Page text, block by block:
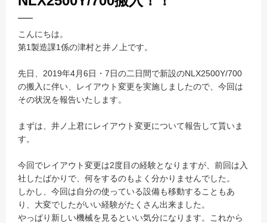
こんにちは。
第1製造課1係の津村と井ノ上です。
先日、2019年4月6日・7日の二日間で新設のNLX2500Y/700
の搬入に伴い、レイアウト変更を実施しましたので、今回は
その状況を報告いたします。
まずは、井ノ上君にレイアウト変更について報告して貰いま
す。
今回でレイアウト変更は2度目の経験となりますが、前回は入
社したばかりで、何をするのもよく分かりませんでした。
しかし、今回は自分の使っている設備も移動することもあ
り、大変でしたがいい経験がたくさん出来ました。
やっぱり新しい機械を見るといい気分になります。これから